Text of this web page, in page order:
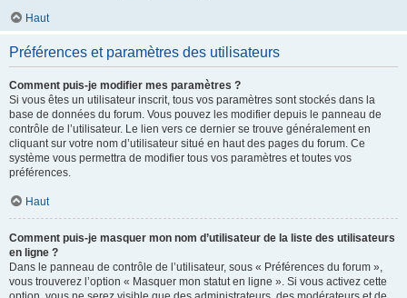
Haut
Préférences et paramètres des utilisateurs
Comment puis-je modifier mes paramètres ?
Si vous êtes un utilisateur inscrit, tous vos paramètres sont stockés dans la
base de données du forum. Vous pouvez les modifier depuis le panneau de
contrôle de l’utilisateur. Le lien vers ce dernier se trouve généralement en
cliquant sur votre nom d’utilisateur situé en haut des pages du forum. Ce
système vous permettra de modifier tous vos paramètres et toutes vos
préférences.
Haut
Comment puis-je masquer mon nom d’utilisateur de la liste des utilisateurs
en ligne ?
Dans le panneau de contrôle de l’utilisateur, sous « Préférences du forum »,
vous trouverez l’option « Masquer mon statut en ligne ». Si vous activez cette